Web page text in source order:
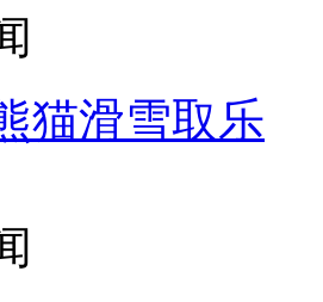
猫滑雪取乐